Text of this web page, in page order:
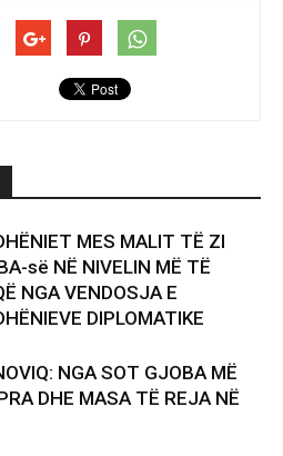
MES MALIT TË ZI
së NË NIVELIN MË TË
NGA VENDOSJA E
DIPLOMATIKE
NGA SOT GJOBA MË
DHE MASA TË REJA NË